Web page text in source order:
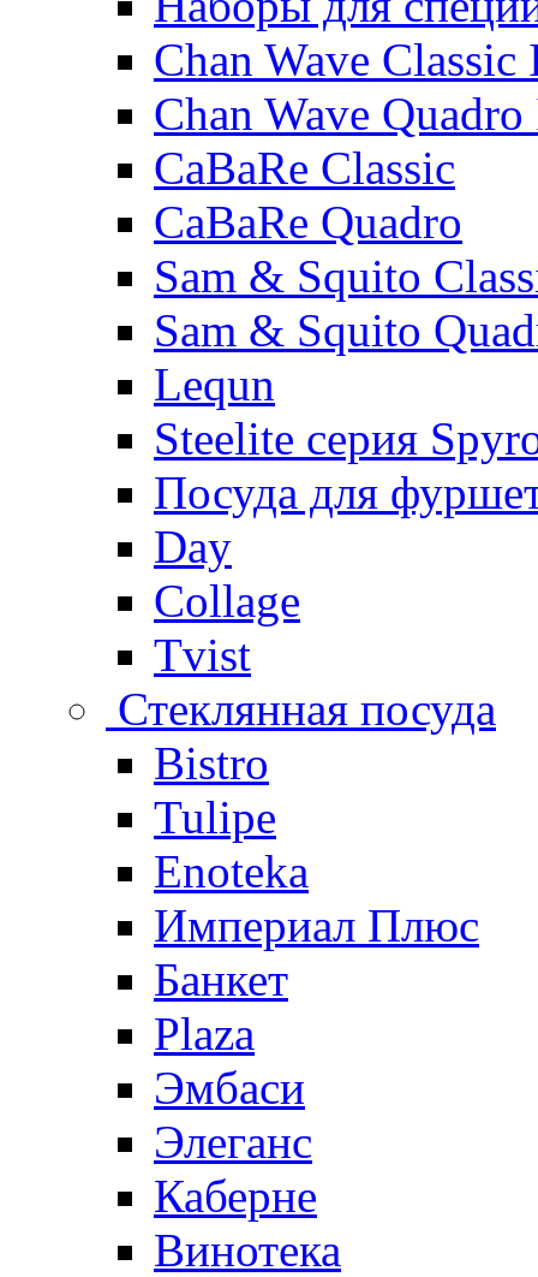
Chan Wave
Chan Wave
CaBaRe Classic
CaBaRe Quadro
Sam & Squito
Sam & Squito
Lequn
Steelite серия
Посуда для
Day
Collage
Tvist
Стеклянная посуда
Bistro
Tulipe
Enoteka
Империал Плюс
Банкет
Plaza
Эмбаси
Элеганс
Каберне
Винотека